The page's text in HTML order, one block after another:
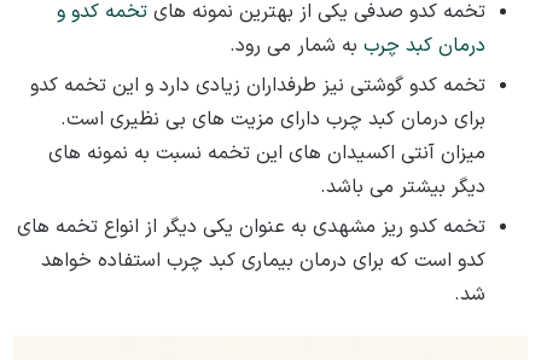
تخمه کدو صدفی یکی از بهترین نمونه های تخمه کدو و
درمان کبد چرب به شمار می ‌رود.
تخمه کدو گوشتی نیز طرفداران زیادی دارد و این تخمه کدو
برای درمان کبد چرب دارای مزیت ‌های بی‌ نظیری است.
میزان آنتی اکسیدان‌ های این تخمه نسبت به نمونه‌ های
دیگر بیشتر می‌ باشد.
تخمه کدو ریز مشهدی به عنوان یکی دیگر از انواع تخمه های
کدو است که برای درمان بیماری کبد چرب استفاده خواهد
شد.